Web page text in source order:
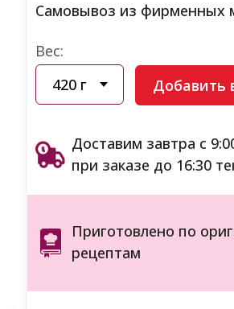
Самовывоз из фирменных
Доставим завтра с
при заказе до 16:30
Вес:
Добавить
Приготовлено по
рецептам